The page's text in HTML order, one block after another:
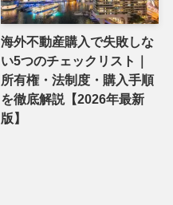
海外不動産購入で失敗しな
い5つのチェックリスト｜
所有権・法制度・購入手順
を徹底解説【2026年最新
版】